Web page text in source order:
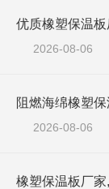
2026-08-06
2026-08-06